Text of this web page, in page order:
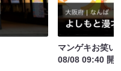
マンゲキお笑い
08/08 09:40 開